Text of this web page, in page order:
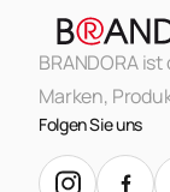
BRANDORA
Marken,
Folgen Sie uns